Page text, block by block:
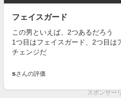
フェイスガード
この男といえば、2つあるだろう
1つ目はフェイスガード、2つ目は
チェンジだ
sさんの評価
スポンサー